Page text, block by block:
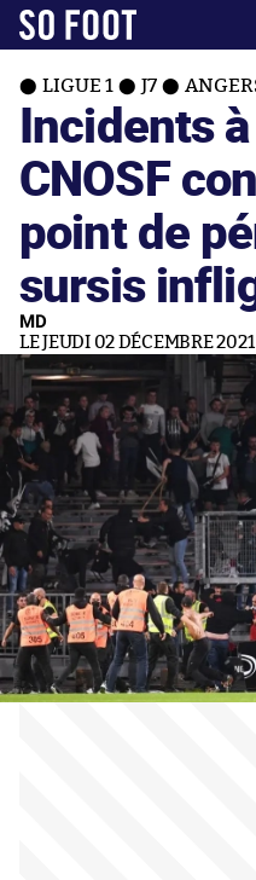
LIGUE 1 J7
Incidents
CNOSF
point de
sursis
MD
LE JEUDI 02 DÉCEMBRE 2021